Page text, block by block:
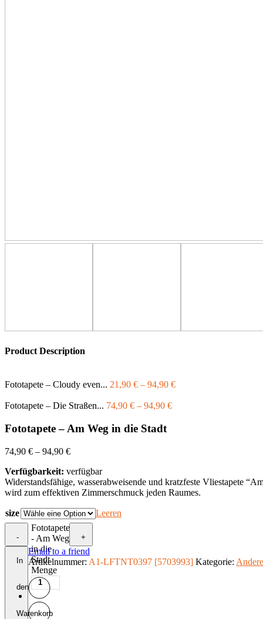
Product Description
Fototapete – Cloudy even... 21,90 € – 94,90 €
Fototapete – Die Straßen... 74,90 € – 94,90 €
Fototapete – Am Weg in die Stadt
74,90 € – 94,90 €
Verfügbarkeit: verfügbar
Widerstandsfähige, wasserabweisende und kratzfeste Vliestapete
wird zum effektiven Zimmerschmuck jeden Raumes.
size Leeren
-
Fototapete
- Am Weg
in die
Stadt
Menge
+
In
den
Warenkorb
Email to a friend
Artikelnummer: A1-LFTNT0397 [5703993] Kategorie: